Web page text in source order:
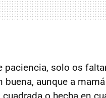
paciencia, solo os
buena, aunque a